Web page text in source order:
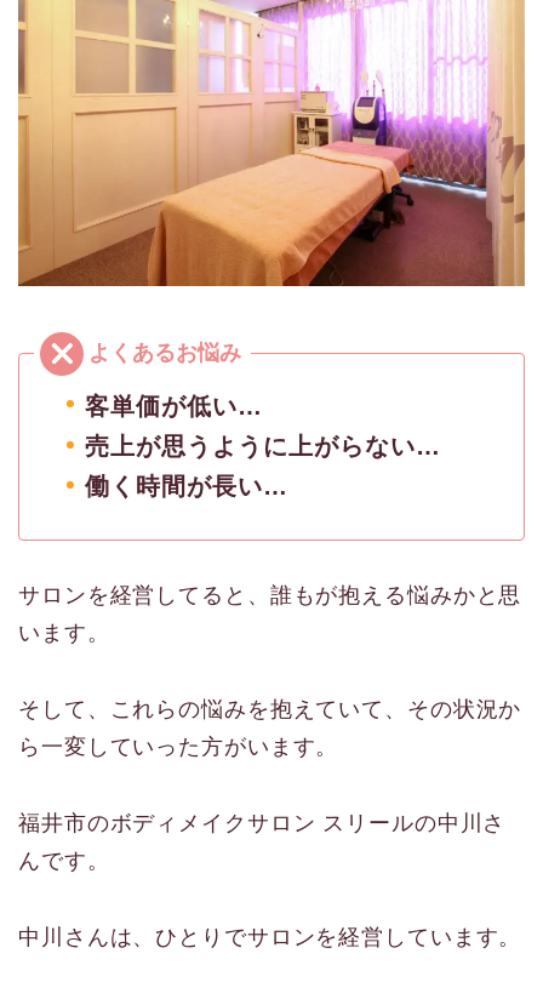
客単価が低い…
売上が思うように上がらない…
働く時間が長い…
サロンを経営してると、誰もが抱える悩みかと思
います。
そして、これらの悩みを抱えていて、その状況か
ら一変していった方がいます。
福井市のボディメイクサロン スリールの中川さ
んです。
中川さんは、ひとりでサロンを経営しています。